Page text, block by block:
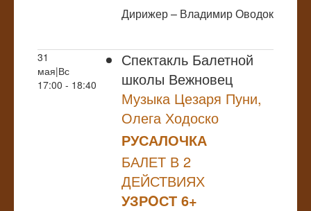
Дирижер – Владимир Оводок
31
мая|Вс
17:00 - 18:40
Спектакль Балетной
школы Вежновец
Музыка Цезаря Пуни,
Олега Ходоско
РУСАЛОЧКА
БАЛЕТ В 2
ДЕЙСТВИЯХ
УЗРOСТ 6+